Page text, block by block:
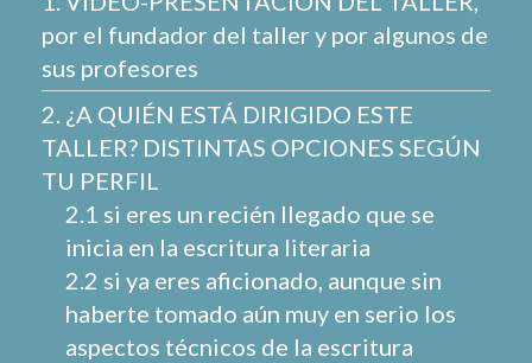
por el fundador del taller y por algunos de
sus profesores
2. ¿A QUIÉN ESTÁ DIRIGIDO ESTE
TALLER? DISTINTAS OPCIONES SEGÚN
TU PERFIL
2.1 si eres un recién llegado que se
inicia en la escritura literaria
2.2 si ya eres aficionado, aunque sin
haberte tomado aún muy en serio los
aspectos técnicos de la escritura